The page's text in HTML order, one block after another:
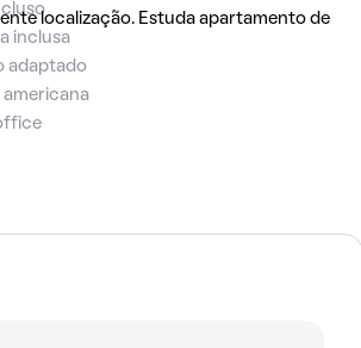
localização. Estuda apartamento de
inclusa
adaptado
americana